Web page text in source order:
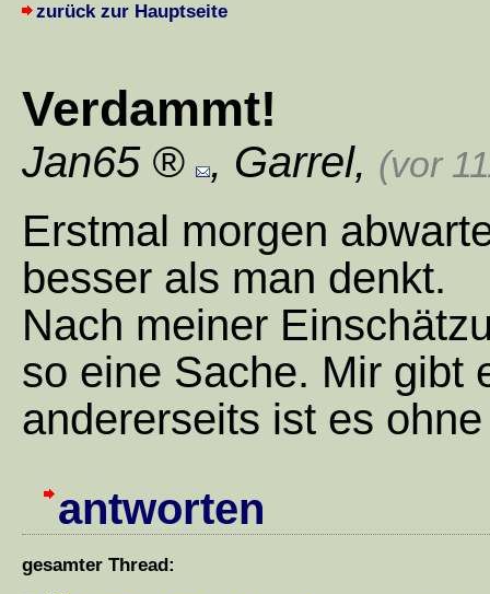
zurück zur Hauptseite
Verdammt!
Jan65 , Garrel, (vor
Erstmal morgen
besser als man denkt.
Nach meiner
so eine Sache. Mir gibt
andererseits ist es
antworten
gesamter Thread: